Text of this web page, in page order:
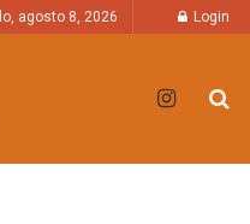
agosto 8, 2026 Login